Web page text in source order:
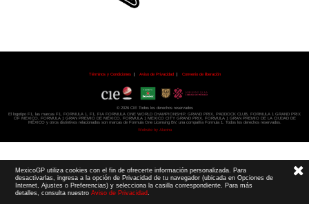
Términos y Condiciones| Aviso de Privacidad| Convenio de liberación
© 2026 CIE Todos los derechos reservados
El logotipo F1, las marcas F1, FORMULA 1, F1, FIA FORMULA ONE WORLD CHAMPIONSHIP, GRAND PRIX,
PADDOCK CLUB,
FORMULA 1 GRAND PRIX
OF MEXICO, FORMULA 1 GRAN PREMIO DE MÉXICO,
FORMULA 1 MEXICO CITY GRAND PRIX,
FORMULA 1 GRAN PREMIO DE LA CIUDAD DE
MÉXICO y otros distintivosrelacionados son marcas de Formula One Licensing BV, una compañía Formula 1. Todos los derechos reservados.
Website by Alucina
MexicoGP utiliza cookies con el fin de ofrecerte información personalizada. Para
desactivarlas, ingresa a la opción de Privacidad de tu navegador (ubicada en Opciones de
Internet, Ajustes o Preferencias) y selecciona la casilla correspondiente. Para más
detalles, consulta nuestroAviso de Privacidad.